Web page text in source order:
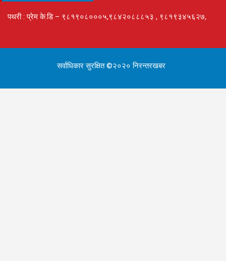
पथरी : प्रेम के.डि – ९८१९०८०००५,९८४२०८८८५३ , ९८१९३४५६२७,
सर्वाधिकार सुरक्षित ©२०२० निरन्तरखबर